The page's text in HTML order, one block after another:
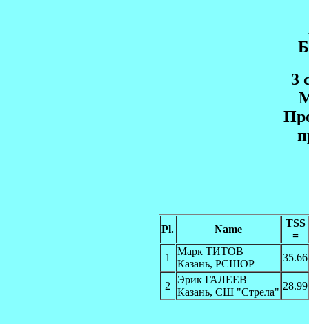
3
Pl. Name
TSS
=
1
Марк ТИТОВ
Казань, РСШОР
35.66
2
Эрик ГАЛЕЕВ
Казань, СШ "Стрела"
28.99